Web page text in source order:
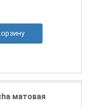
матовая